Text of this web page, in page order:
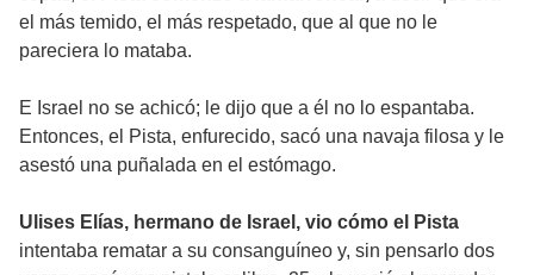
el más temido, el más respetado, que al que no le
pareciera lo mataba.
E Israel no se achicó; le dijo que a él no lo espantaba.
Entonces, el Pista, enfurecido, sacó una navaja filosa y le
asestó una puñalada en el estómago.
Ulises Elías, hermano de Israel, vio cómo el Pista
intentaba rematar a su consanguíneo y, sin pensarlo dos